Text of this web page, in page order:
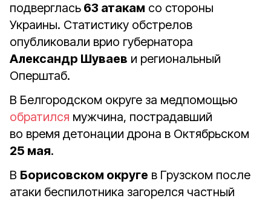
подверглась 63 атакам со стороны
Украины. Статистику обстрелов
опубликовали врио губернатора
Александр Шуваев и региональный
Оперштаб.
В Белгородском округе за медпомощью
обратился мужчина, пострадавший
во время детонации дрона в Октябрьском
25 мая.
В Борисовском округе в Грузском после
атаки беспилотника загорелся частный